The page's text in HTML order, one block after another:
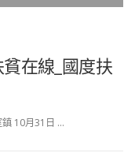
在線_國度扶
鎮 10月31日 …